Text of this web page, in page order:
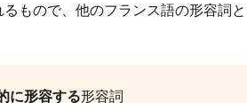
もので、 他のフランス語の形容詞と
に形容する形容詞